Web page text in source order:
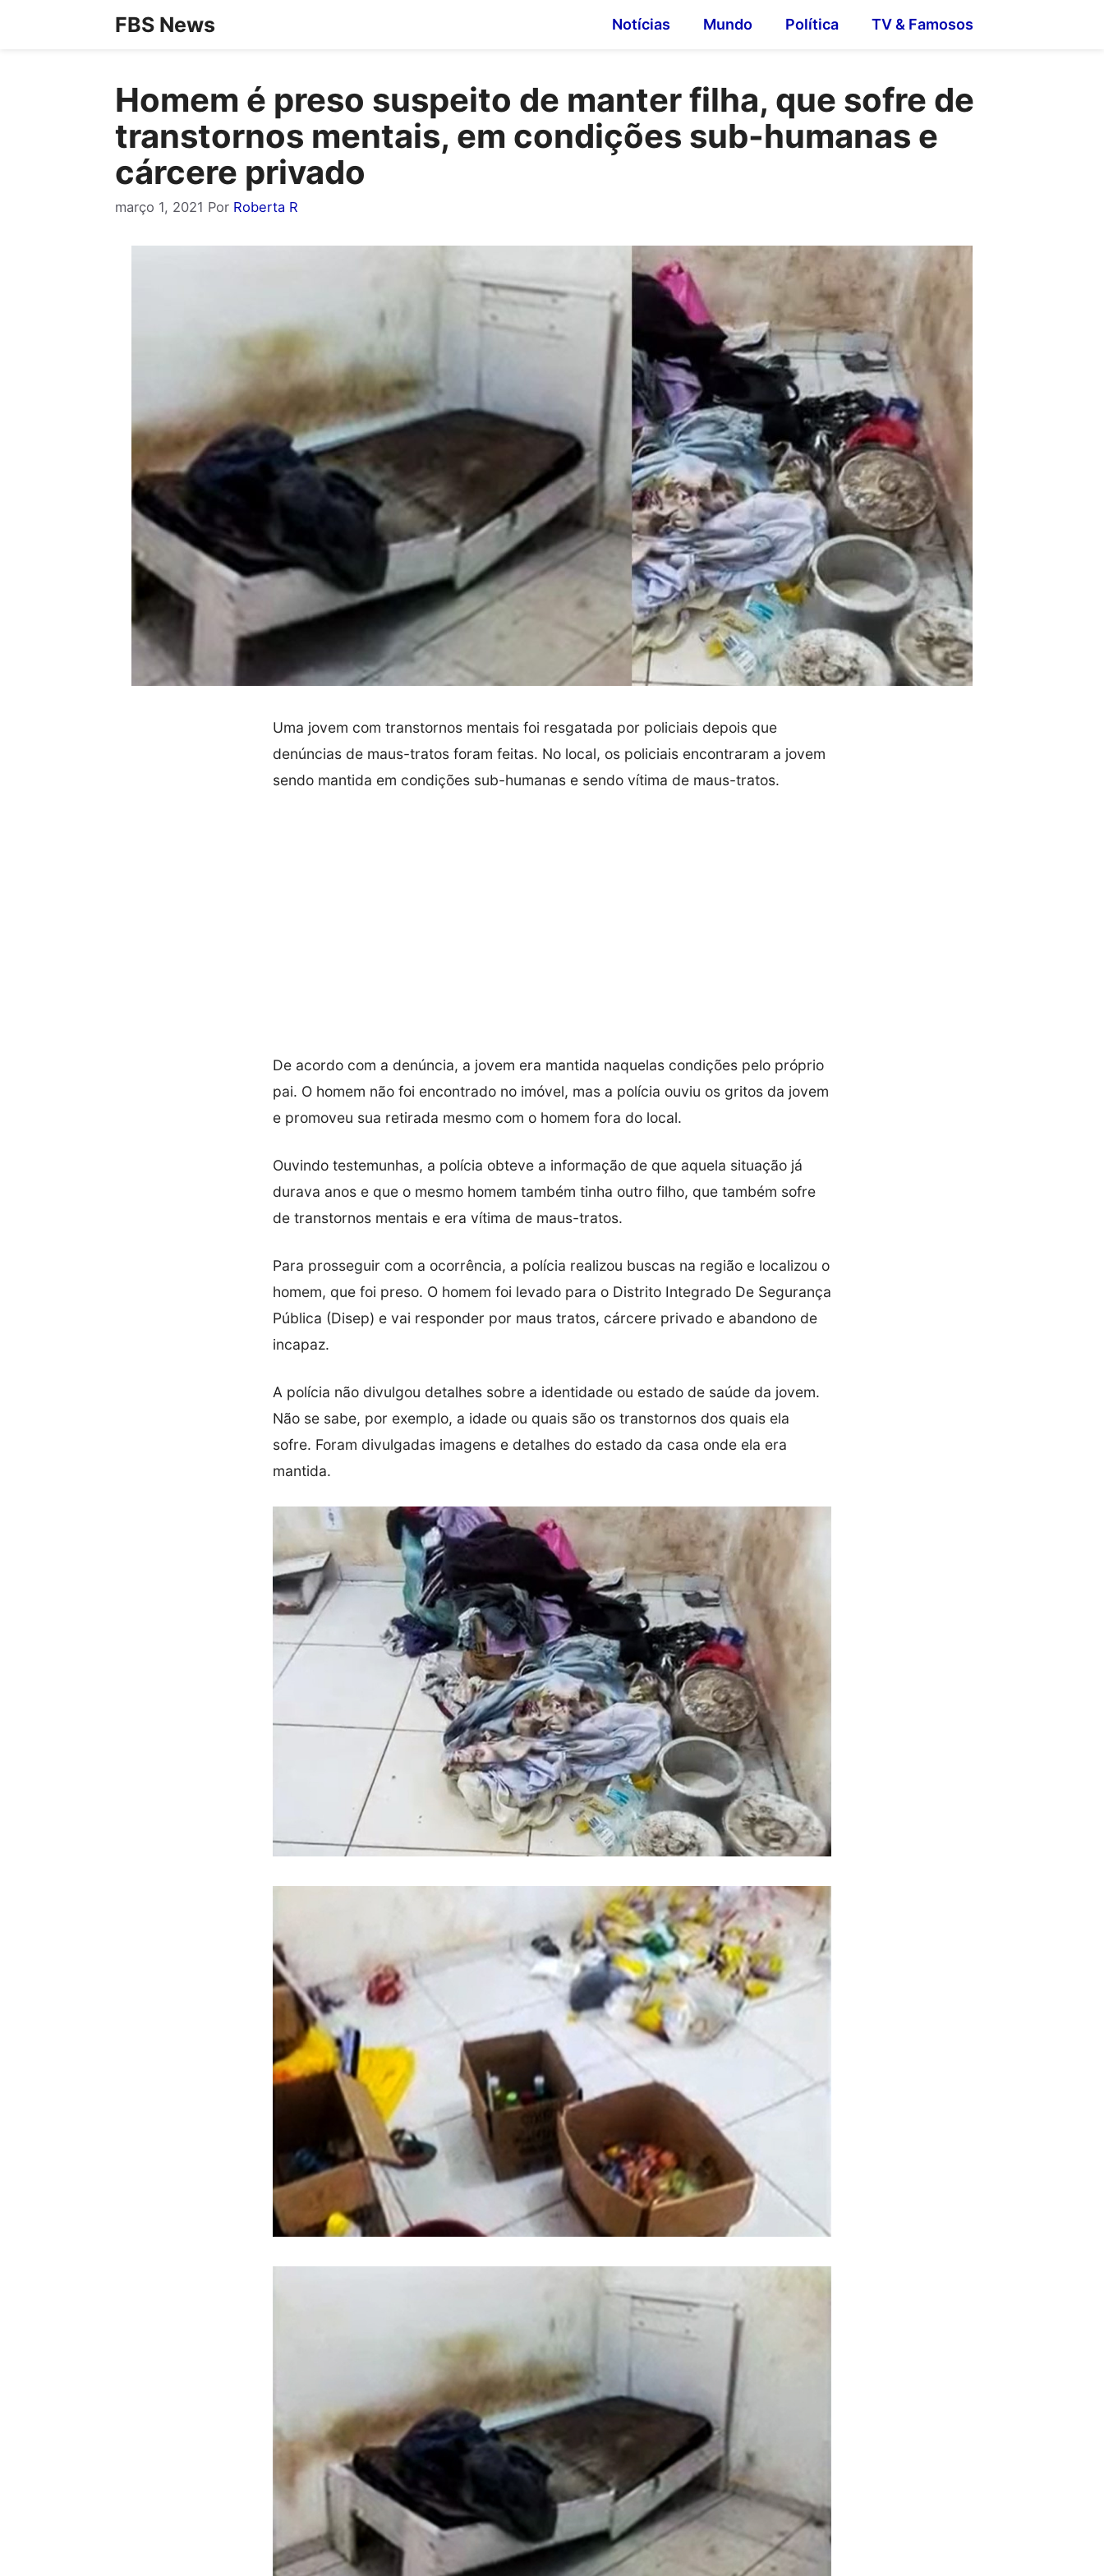
FBS News Notícias Mundo Política TV & Famosos
Homem é preso suspeito de manter filha, que sofre de
transtornos mentais, em condições sub-humanas e
cárcere privado
março 1, 2021 Por Roberta R
Uma jovem com transtornos mentais foi resgatada por policiais depois que
denúncias de maus-tratos foram feitas. No local, os policiais encontraram a jovem
sendo mantida em condições sub-humanas e sendo vítima de maus-tratos.
De acordo com a denúncia, a jovem era mantida naquelas condições pelo próprio
pai. O homem não foi encontrado no imóvel, mas a polícia ouviu os gritos da jovem
e promoveu sua retirada mesmo com o homem fora do local.
Ouvindo testemunhas, a polícia obteve a informação de que aquela situação já
durava anos e que o mesmo homem também tinha outro filho, que também sofre
de transtornos mentais e era vítima de maus-tratos.
Para prosseguir com a ocorrência, a polícia realizou buscas na região e localizou o
homem, que foi preso. O homem foi levado para o Distrito Integrado De Segurança
Pública (Disep) e vai responder por maus tratos, cárcere privado e abandono de
incapaz.
A polícia não divulgou detalhes sobre a identidade ou estado de saúde da jovem.
Não se sabe, por exemplo, a idade ou quais são os transtornos dos quais ela
sofre. Foram divulgadas imagens e detalhes do estado da casa onde ela era
mantida.